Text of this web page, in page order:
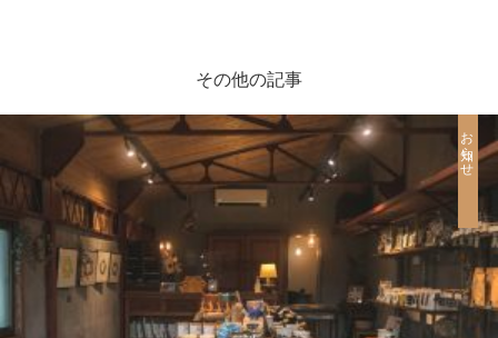
その他の記事
お知らせ